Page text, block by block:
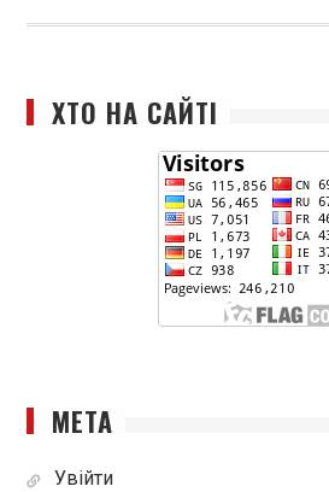
ХТО НА САЙТІ
МЕТА
Увійти